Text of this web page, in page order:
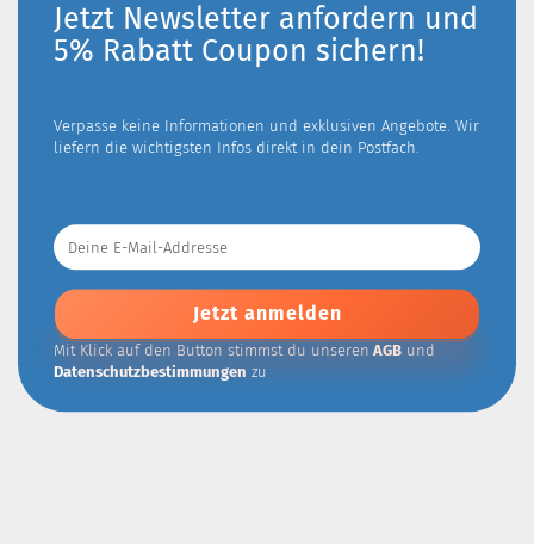
Jetzt Newsletter anfordern und
5% Rabatt Coupon sichern!
Verpasse keine Informationen und exklusiven Angebote. Wir
liefern die wichtigsten Infos direkt in dein Postfach.
Deine
E-
Mail-
Addresse
Mit Klick auf den Button stimmst du unseren AGB und
Datenschutzbestimmungen zu